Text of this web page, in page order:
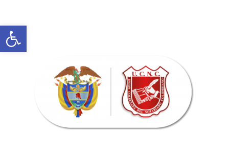
Abrir barra de herramientas